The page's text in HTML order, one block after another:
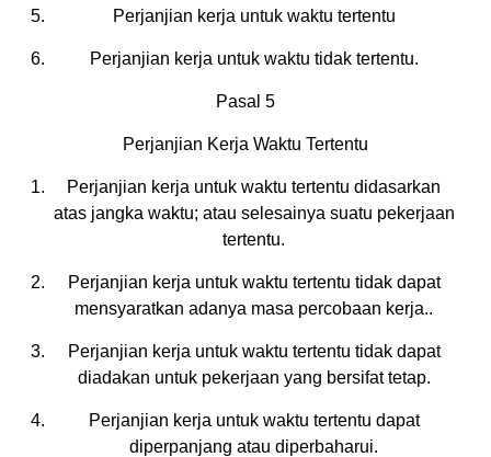
Perjanjian kerja untuk waktu tertentu
Perjanjian kerja untuk waktu tidak tertentu.
Pasal 5
Perjanjian Kerja Waktu Tertentu
Perjanjian kerja untuk waktu tertentu didasarkan
atas jangka waktu; atau selesainya suatu pekerjaan
tertentu.
Perjanjian kerja untuk waktu tertentu tidak dapat
mensyaratkan adanya masa percobaan kerja..
Perjanjian kerja untuk waktu tertentu tidak dapat
diadakan untuk pekerjaan yang bersifat tetap.
Perjanjian kerja untuk waktu tertentu dapat
diperpanjang atau diperbaharui.